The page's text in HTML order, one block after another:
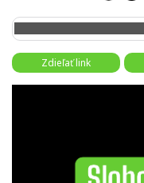
Zdieľať link